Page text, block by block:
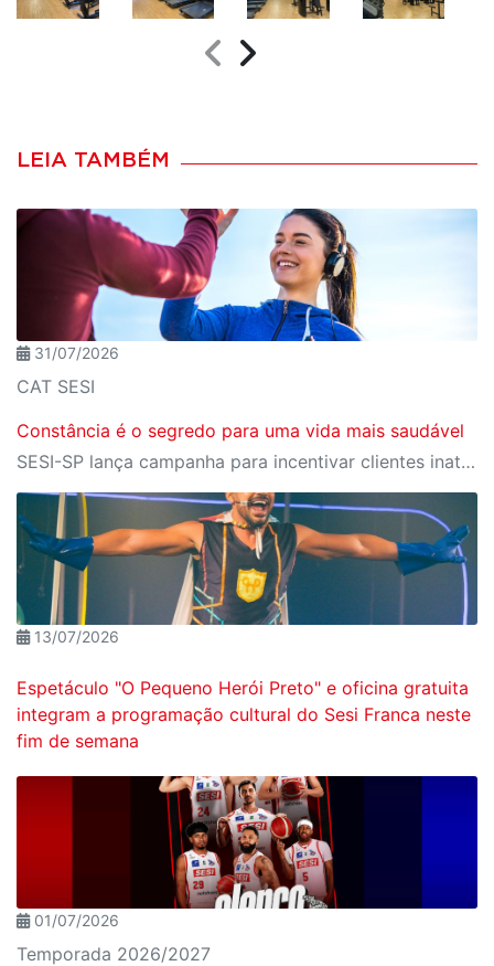
LEIA TAMBÉM
31/07/2026
CAT SESI
Constância é o segredo para uma vida mais saudável
SESI-SP lança campanha para incentivar clientes inativos a retomarem a prática de atividades físicas, esporte e lazer com benefícios exclusivos
13/07/2026
Espetáculo "O Pequeno Herói Preto" e oficina gratuita
integram a programação cultural do Sesi Franca neste
fim de semana
01/07/2026
Temporada 2026/2027